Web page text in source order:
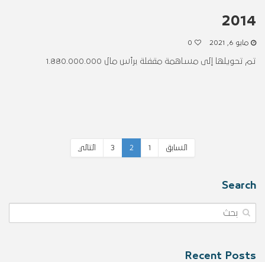
2014
مايو 6, 2021 0
تم تحويلها إلى مساهمة مقفلة برأس مال 1.880.000.000
السابق 1
2
3 التالي
Search
Recent Posts